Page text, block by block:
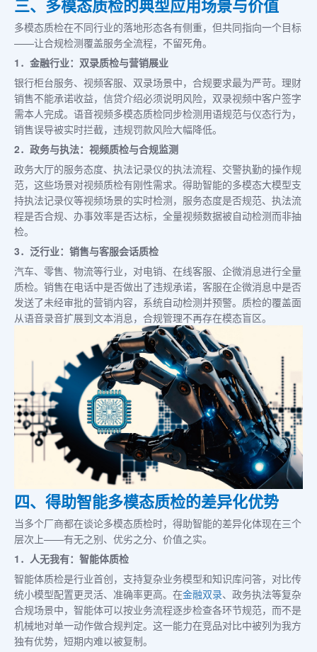
三、多模态质检的典型应用场景与价值
多模态质检在不同行业的落地形态各有侧重，但共同指向一个目标
——让合规检测覆盖服务全流程，不留死角。
1．金融行业：双录质检与营销展业
银行柜台服务、视频客服、双录场景中，合规要求最为严苛。理财
销售不能承诺收益，信贷介绍必须说明风险，双录视频中客户签字
需本人完成。语音视频多模态质检同步检测用语规范与仪态行为，
销售误导被实时拦截，违规罚款风险大幅降低。
2．政务与执法：视频质检与合规监测
政务大厅的服务态度、执法记录仪的执法流程、交警执勤的操作规
范，这些场景对视频质检有刚性需求。得助智能的多模态大模型支
持执法记录仪等视频场景的实时检测，服务态度是否规范、执法流
程是否合规、办事效率是否达标，全量视频数据被自动检测而非抽
检。
3．泛行业：销售与客服会话质检
汽车、零售、物流等行业，对电销、在线客服、企微消息进行全量
质检。销售在电话中是否做出了违规承诺，客服在企微消息中是否
发送了未经审批的营销内容，系统自动检测并预警。质检的覆盖面
从语音录音扩展到文本消息，合规管理不再存在模态盲区。
四、得助智能多模态质检的差异化优势
当多个厂商都在谈论多模态质检时，得助智能的差异化体现在三个
层次上——有无之别、优劣之分、价值之实。
1．人无我有：智能体质检
智能体质检是行业首创，支持复杂业务模型和知识库问答，对比传
统小模型配置更灵活、准确率更高。在金融双录、政务执法等复杂
合规场景中，智能体可以按业务流程逐步检查各环节规范，而不是
机械地对单一动作做合规判定。这一能力在竞品对比中被列为我方
独有优势，短期内难以被复制。